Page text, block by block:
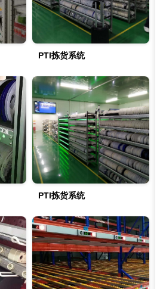
PTl拣货系统
PTl拣货系统